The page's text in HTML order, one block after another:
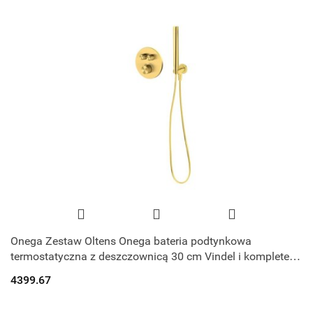
Onega Zestaw Oltens Onega bateria podtynkowa
termostatyczna z deszczownicą 30 cm Vindel i kompletem
4399.67